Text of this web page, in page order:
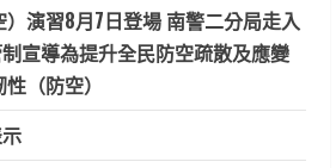
演習8月7日登場 南警二分局走入
宣導為提升全民防空疏散及應變
（防空）